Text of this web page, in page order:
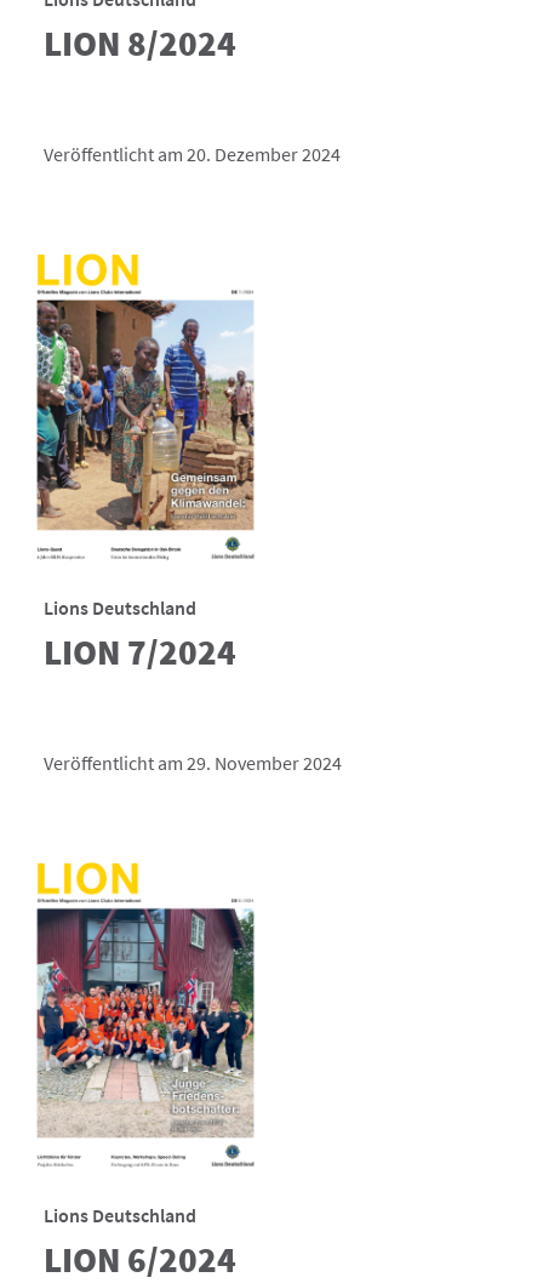
LION 8/2024
Veröffentlicht am 20. Dezember 2024
Lions Deutschland
LION 7/2024
Veröffentlicht am 29. November 2024
Lions Deutschland
LION 6/2024